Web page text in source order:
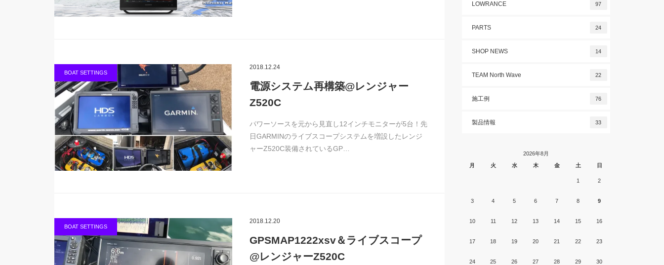
BOAT SETTINGS
2018.12.24
電源システム再構築@レンジャー
Z520C
パワーソースを元から見直し12インチモニターが5台！先
日GARMINのライブスコープシステムを増設したレンジ
ャーZ520C装備されているGP…
BOAT SETTINGS
2018.12.20
GPSMAP1222xsv＆ライブスコープ
@レンジャーZ520C
LOWRANCE 97
PARTS 24
SHOP NEWS 14
TEAM North Wave 22
施工例 76
製品情報 33
2026年8月
月
火 水 木 金 土 日
1 2
3 4 5 6 7 8 9
10 11 12 13 14 15 16
17 18 19 20 21 22 23
24 25 26 27 28 29 30